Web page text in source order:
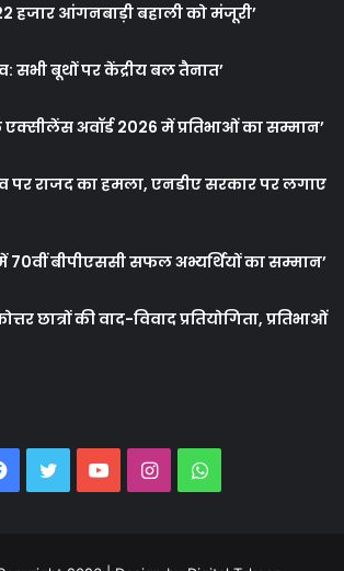
हजार आंगनबाड़ी बहाली को मंजूरी’
सभी बूथों पर केंद्रीय बल तैनात’
अवॉर्ड 2026 में प्रतिभाओं का सम्मान’
पर राजद का हमला, एनडीए सरकार पर लगाए
बीपीएससी सफल अभ्यर्थियों का सम्मान’
छात्रों की वाद-विवाद प्रतियोगिता, प्रतिभाओं
Facebook
TwitterYouTubeInstagramWhatsApp